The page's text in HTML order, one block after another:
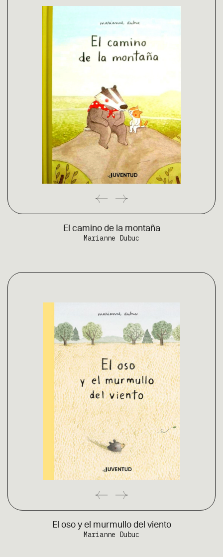
El camino de la montaña
Marianne Dubuc
El oso y el murmullo del viento
Marianne Dubuc